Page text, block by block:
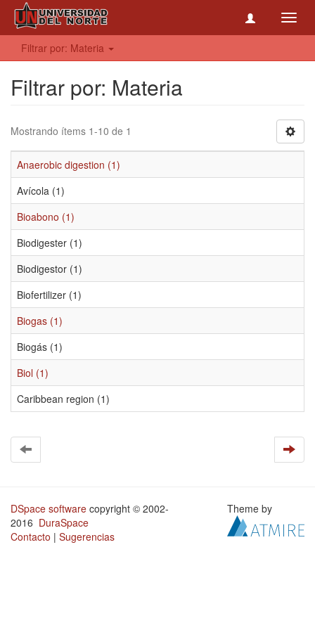
Filtrar por: Materia
Filtrar por: Materia
Mostrando ítems 1-10 de 1
Anaerobic digestion (1)
Avícola (1)
Bioabono (1)
Biodigester (1)
Biodigestor (1)
Biofertilizer (1)
Biogas (1)
Biogás (1)
Biol (1)
Caribbean region (1)
DSpace software copyright © 2002-
2016 DuraSpace
Contacto | Sugerencias
Theme by